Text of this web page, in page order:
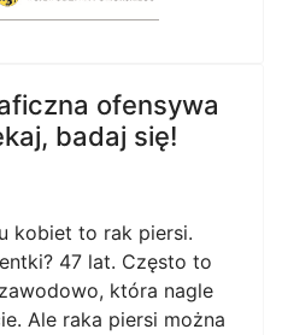
ofensywa
badaj się!
kobiet to rak piersi.
47 lat. Często to
która nagle
Ale raka piersi można